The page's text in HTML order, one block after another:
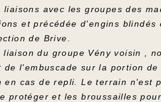
liaisons avec les groupes des
et précédée d'engins
de Brive.
du groupe Vény voisin ,
l'embuscade sur la portion
en cas de repli. Le terrain n'est
protéger et les broussailles